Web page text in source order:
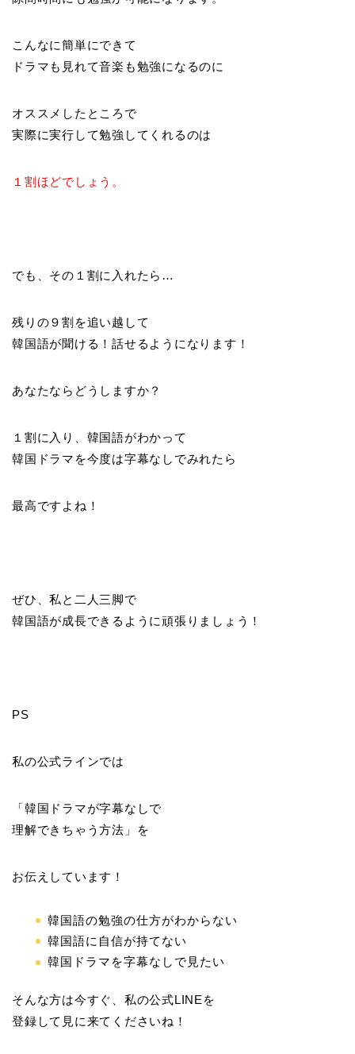
こんなに簡単にできて
ドラマも見れて音楽も勉強になるのに
オススメしたところで
実際に実行して勉強してくれるのは
１割ほどでしょう。
でも、その１割に入れたら…
残りの９割を追い越して
韓国語が聞ける！話せるようになります！
あなたならどうしますか？
１割に入り、韓国語がわかって
韓国ドラマを今度は字幕なしでみれたら
最高ですよね！
ぜひ、私と二人三脚で
韓国語が成長できるように頑張りましょう！
PS
私の公式ラインでは
「韓国ドラマが字幕なしで
理解できちゃう方法」を
お伝えしています！
韓国語の勉強の仕方がわからない
韓国語に自信が持てない
韓国ドラマを字幕なしで見たい
そんな方は今すぐ、私の公式LINEを
登録して見に来てくださいね！